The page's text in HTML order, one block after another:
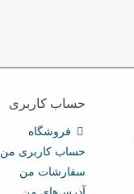
حساب کاربری
فروشگاه
حساب کاربری من
سفارشات من